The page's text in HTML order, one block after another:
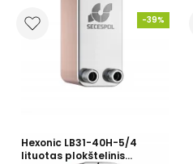
-39%
Hexonic LB31-40H-5/4
lituotas plokštelinis